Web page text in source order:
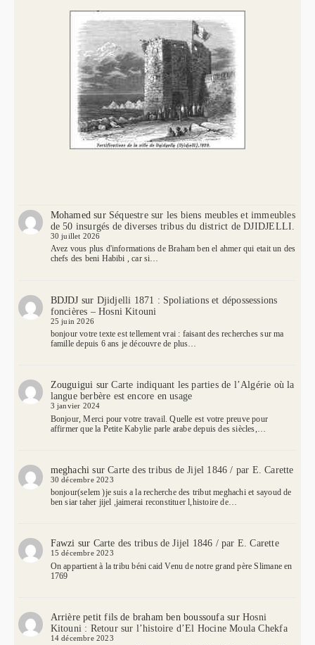
Mohamedsur Séquestre sur les biens meubles et immeubles
de 50 insurgés de diverses tribus du district de DJIDJELLI.
30 juillet 2026
Avez vous plus d'informations de Braham ben el ahmer qui etait un des
chefs des beni Habibi , car si…
BDJDJ sur Djidjelli 1871 : Spoliations et dépossessions
foncières – Hosni Kitouni
25 juin 2026
bonjour votre texte est tellement vrai : faisant des recherches sur ma
famille depuis 6 ans je découvre de plus…
Zouguigui surCarte indiquant les parties de l’Algérie où la
langue berbère est encore en usage
3 janvier 2024
Bonjour, Merci pour votre travail. Quelle est votre preuve pour
affirmer que la Petite Kabylie parle arabe depuis des siècles,…
meghachi surCarte des tribus de Jijel 1846 / par E. Carette
30 décembre 2023
bonjour(selem )je suis a la recherche des tribut meghachi et sayoud de
ben siar taher jijel ,jaimerai reconstituer l,histoire de…
Fawzi sur Carte des tribus de Jijel 1846 / par E. Carette
15 décembre 2023
On appartient à la tribu béni caid Venu de notre grand père Slimane en
1769
Arrière petit fils de braham ben boussoufasur Hosni
Kitouni : Retour sur l’histoire d’El Hocine Moula Chekfa
14 décembre 2023